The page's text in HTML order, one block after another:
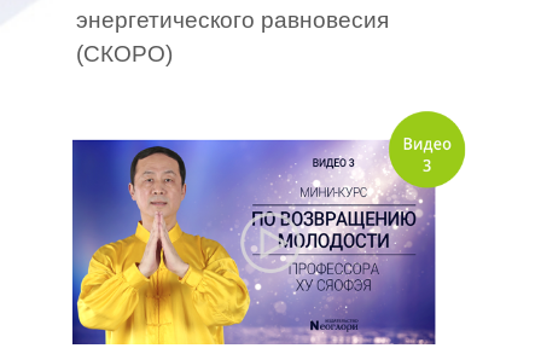
энергетического равновесия
(СКОРО)